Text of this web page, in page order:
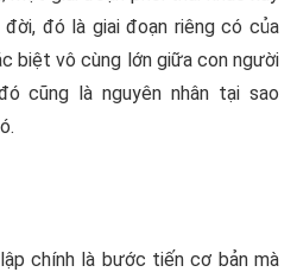
đó là giai đoạn riêng có của
biệt vô cùng lớn giữa con người
cũng là nguyên nhân tại sao
chính là bước tiến cơ bản mà